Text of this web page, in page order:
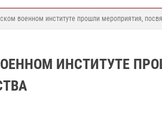
военном институте прошли мероприятия,
ИНСТИТУТЕ